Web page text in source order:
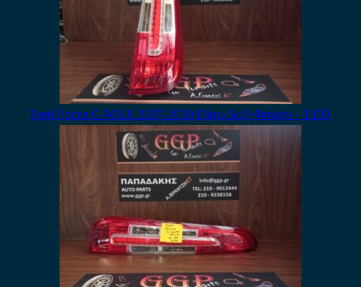
Ford Focus C-MAX 2007-2010 Πίσω Δεξί Φανάρι – LED